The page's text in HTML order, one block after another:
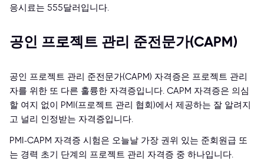
응시료는 555달러입니다.
공인 프로젝트 관리 준전문가(CAPM)
공인 프로젝트 관리 준전문가(CAPM) 자격증은 프로젝트 관리
자를 위한 또 다른 훌륭한 자격증입니다. CAPM 자격증은 의심
할 여지 없이 PMI(프로젝트 관리 협회)에서 제공하는 잘 알려지
고 널리 인정받는 자격증입니다.
PMI-CAPM 자격증 시험은 오늘날 가장 권위 있는 준회원급 또
는 경력 초기 단계의 프로젝트 관리 자격증 중 하나입니다.